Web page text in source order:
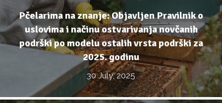
Pčelarima na znanje: Objavljen Pravilnik o
uslovima i načinu ostvarivanja novčanih
podrški po modelu ostalih vrsta podrški za
2025. godinu
30 July, 2025